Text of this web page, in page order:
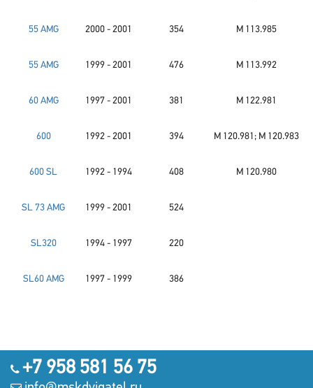
55 AMG 2000 - 2001 354 M 113.985
55 AMG 1999 - 2001 476 M 113.992
60 AMG 1997 - 2001 381 M 122.981
600 1992 - 2001 394 M 120.981; M 120.983
600 SL 1992 - 1994 408 M 120.980
SL 73 AMG 1999 - 2001 524
SL320 1994 - 1997 220
SL60 AMG 1997 - 1999 386
+7 958 581 56 75